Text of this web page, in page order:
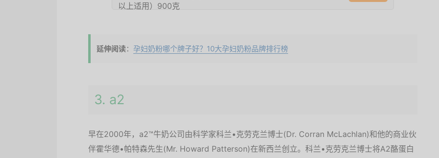
延伸阅读： 孕妇奶粉哪个牌子好？10大孕妇奶粉品牌排行榜
3. a2
早在2000年，a2™牛奶公司由科学家科兰•克劳克兰博士(Dr. Corran McLachlan)和他的商业伙
伴霍华德•帕特森先生(Mr. Howard Patterson)在新西兰创立。科兰•克劳克兰博士将A2酪蛋白